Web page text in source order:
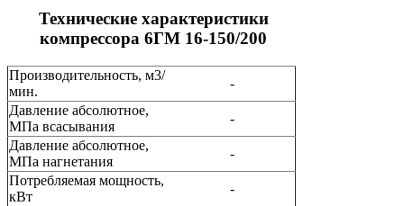
Технические характеристики
компрессора 6ГМ 16-150/200
Производительность, м3/
мин.
-
Давление абсолютное,
МПа всасывания
-
Давление абсолютное,
МПа нагнетания
-
Потребляемая мощность,
кВт
-